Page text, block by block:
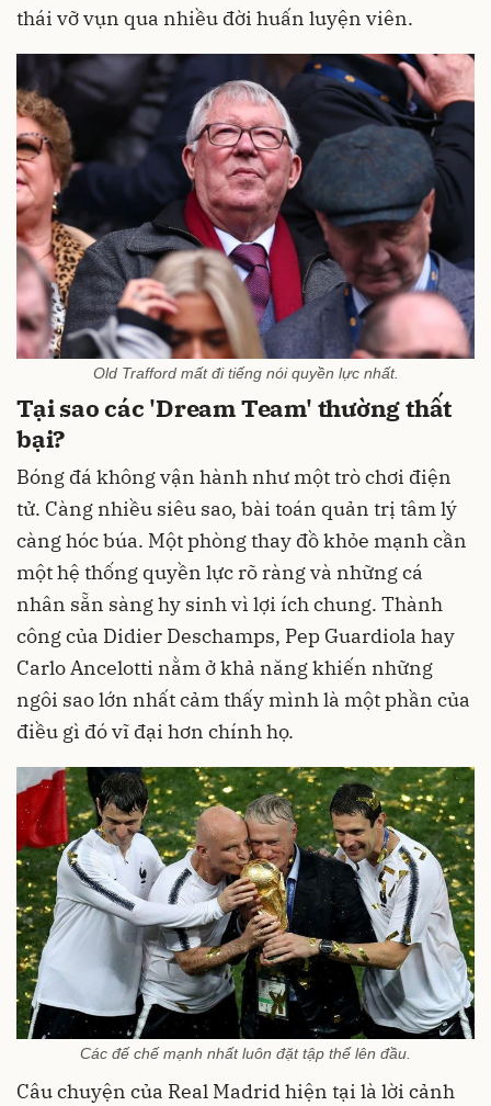
thái vỡ vụn qua nhiều đời huấn luyện viên.
Old Trafford mất đi tiếng nói quyền lực nhất.
Tại sao các 'Dream Team' thường thất
bại?
Bóng đá không vận hành như một trò chơi điện
tử. Càng nhiều siêu sao, bài toán quản trị tâm lý
càng hóc búa. Một phòng thay đồ khỏe mạnh cần
một hệ thống quyền lực rõ ràng và những cá
nhân sẵn sàng hy sinh vì lợi ích chung. Thành
công của Didier Deschamps, Pep Guardiola hay
Carlo Ancelotti nằm ở khả năng khiến những
ngôi sao lớn nhất cảm thấy mình là một phần của
điều gì đó vĩ đại hơn chính họ.
Các đế chế mạnh nhất luôn đặt tập thể lên đầu.
Câu chuyện của Real Madrid hiện tại là lời cảnh